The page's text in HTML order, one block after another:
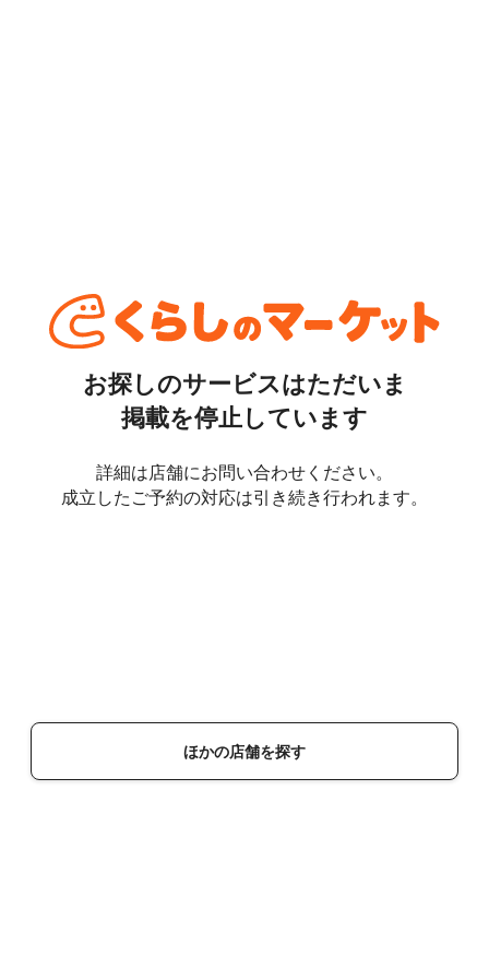
お探しのサービスはただいま
掲載を停止しています
詳細は店舗にお問い合わせください。
成立したご予約の対応は引き続き行われます。
ほかの店舗を探す